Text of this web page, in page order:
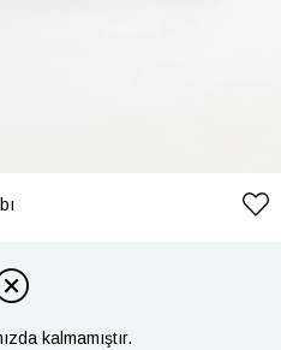
kalmamıştır.